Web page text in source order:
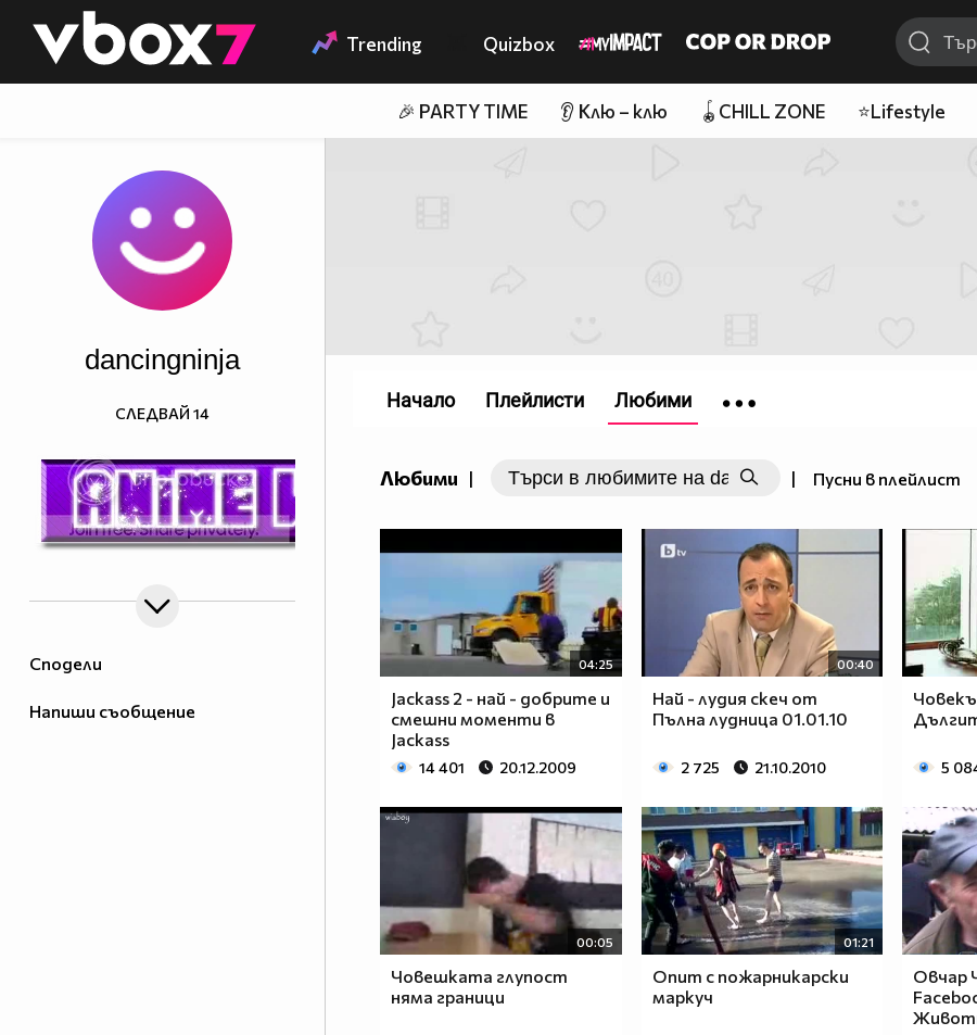
👾 Trending Quizbox
🎉 PARTY TIME 👂 Клю – клю 🪀CHILL ZONE ⭐Lifestyle
Сподели
Напиши съобщение
dancingninja
СЛЕДВАЙ 14
Любими | | Пусни в плейлист
04:25
Jackass 2 - най - добрите и
смешни моменти в
Jackass
14 401 20.12.2009
00:40
Най - лудия скеч от
Пълна лудница 01.01.10
2 725 21.10.2010 5
00:05
Човешката глупост
няма граници
01:21
Опит с пожарникарски
маркуч
Овчар
Начало Плейлисти Любими